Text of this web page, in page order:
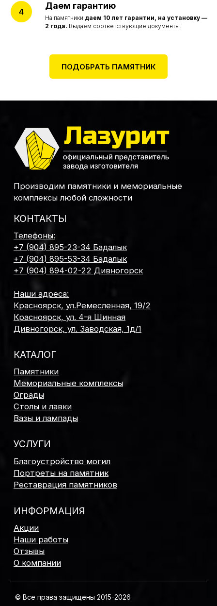
Даем гарантию
На памятники даем 10 лет гарантии, на установку —
2 года. Выдаем соответствующие документы.
ПОДОБРАТЬ ПАМЯТНИК
Разработка сайта accent-web
Цены на сайте не являются договором оферты
и представлены в ознакомительных целях